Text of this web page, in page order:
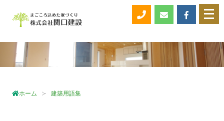
メ
ニ
ー
を
開
ホーム 建築用語集